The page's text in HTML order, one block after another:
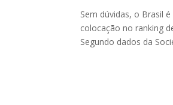
Sem dúvidas, o Brasil
colocação no ranking
Segundo dados da